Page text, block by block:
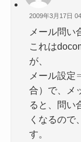
2009年3月17日
メール問い
これは
が、
メール設
合）で、メ
ると、問い
くなるので
す。